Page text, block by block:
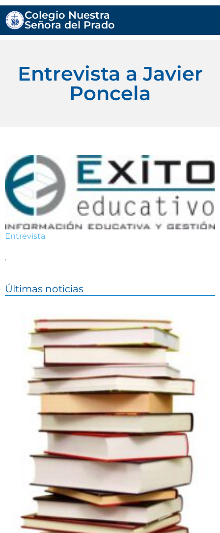
Colegio Nuestra
Señora del Prado
Entrevista a Javier
Poncela
Entrevista
.
Últimas noticias